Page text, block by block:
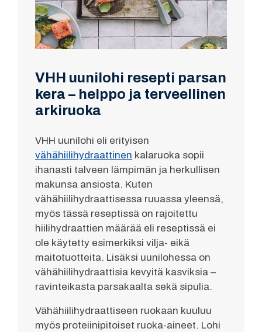
VHH uunilohi resepti parsan
kera – helppo ja terveellinen
arkiruoka
VHH uunilohi eli erityisen
vähähiilihydraattinen kalaruoka sopii
ihanasti talveen lämpimän ja herkullisen
makunsa ansiosta. Kuten
vähähiilihydraattisessa ruuassa yleensä,
myös tässä reseptissä on rajoitettu
hiilihydraattien määrää eli reseptissä ei
ole käytetty esimerkiksi vilja- eikä
maitotuotteita. Lisäksi uunilohessa on
vähähiilihydraattisia kevyitä kasviksia –
ravinteikasta parsakaalta sekä sipulia.
Vähähiilihydraattiseen ruokaan kuuluu
myös proteiinipitoiset ruoka-aineet. Lohi